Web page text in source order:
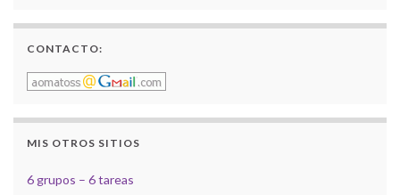
CONTACTO:
MIS OTROS SITIOS
6 grupos – 6 tareas